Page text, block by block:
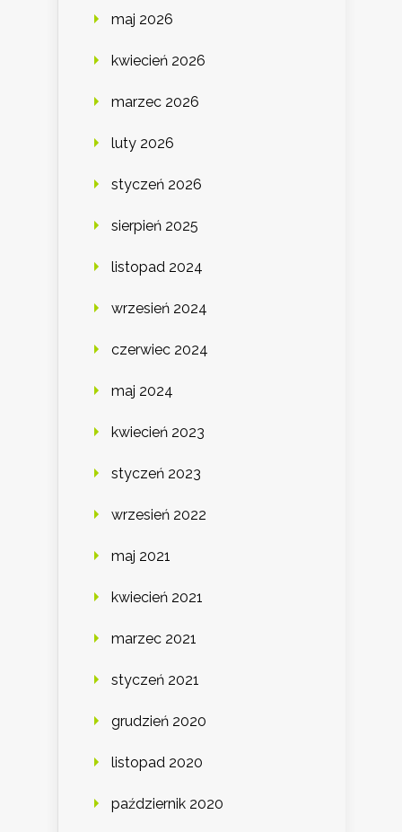
maj 2026
kwiecień 2026
marzec 2026
luty 2026
styczeń 2026
sierpień 2025
listopad 2024
wrzesień 2024
czerwiec 2024
maj 2024
kwiecień 2023
styczeń 2023
wrzesień 2022
maj 2021
kwiecień 2021
marzec 2021
styczeń 2021
grudzień 2020
listopad 2020
październik 2020